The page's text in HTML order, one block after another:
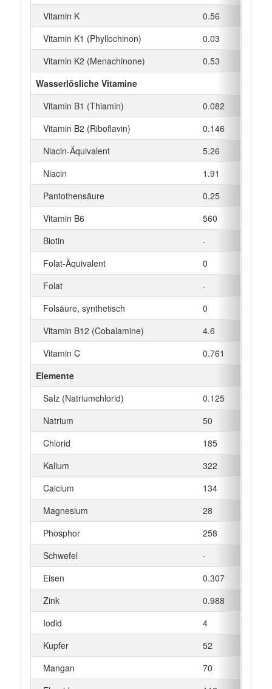
Vitamin K
0.56
Vitamin K1 (Phyllochinon)
0.03
Vitamin K2 (Menachinone)
0.53
Wasserlösliche Vitamine
Vitamin B1 (Thiamin)
0.082
Vitamin B2 (Riboflavin)
0.146
Niacin-Äquivalent
5.26
Niacin
1.91
Pantothensäure
0.25
Vitamin B6
560
Biotin
-
Folat-Äquivalent
0
Folat
-
Folsäure, synthetisch
0
Vitamin B12 (Cobalamine)
4.6
Vitamin C
0.761
Elemente
Salz (Natriumchlorid)
0.125
Natrium
50
Chlorid
185
Kalium
322
Calcium
134
Magnesium
28
Phosphor
258
Schwefel
-
Eisen
0.307
Zink
0.988
Iodid
4
Kupfer
52
Mangan
70